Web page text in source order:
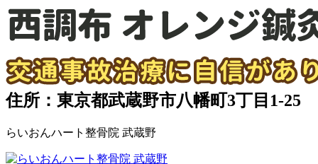
住所：東京都武蔵野市八幡町3丁目1-25
らいおんハート整骨院 武蔵野